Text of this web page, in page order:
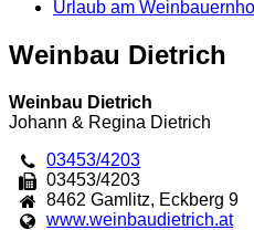
Urlaub am
Weinbau Dietrich
Weinbau Dietrich
Johann & Regina Dietrich
03453/4203
03453/4203
8462 Gamlitz, Eckberg 9
www.weinbaudietrich.at